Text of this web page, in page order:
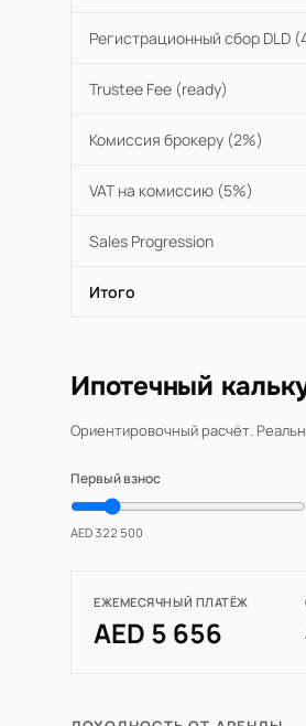
Регистрационный сбор DLD
Trustee Fee (ready)
Комиссия брокеру (2%)
VAT на комиссию (5%)
Sales Progression
Итого
Ипотечный
Ориентировочный расчёт.
Первый взнос
AED 322 500
ЕЖЕМЕСЯЧНЫЙ ПЛАТЁЖ
AED 5 656